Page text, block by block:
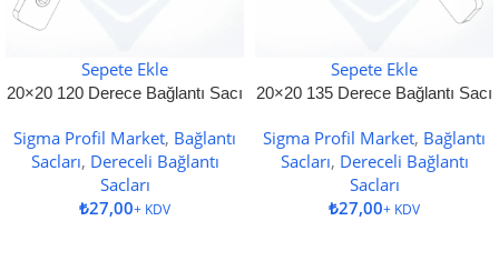
Sepete Ekle
20×20 120 Derece Bağlantı Sacı
Sigma Profil Market, Bağlantı
Sacları, Dereceli Bağlantı
Sacları
₺
Sepete Ekle
20×20 135 Derece Bağlantı Sacı
Sigma Profil Market, Bağlantı
Sacları, Dereceli Bağlantı
Sacları
₺